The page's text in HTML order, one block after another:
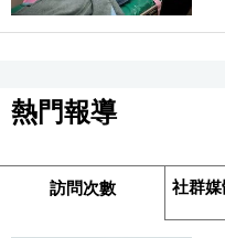
熱門報導
訪問次數
社群